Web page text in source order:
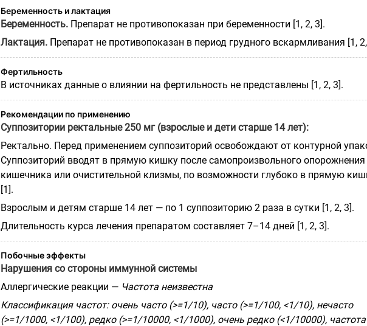
Беременность и лактация
Беременность.Препарат не противопоказан при беременности [1, 2, 3].
Лактация.Препарат не противопоказан в период грудного вскармливания [1,
Фертильность
В источниках данные о влиянии на фертильность не представлены [1, 2, 3].
Рекомендации по применению
Суппозитории ректальные 250 мг (взрослые и дети старше 14 лет):
Ректально. Перед применением суппозиторий освобождают от контурной
Суппозиторий вводят в прямую кишку после самопроизвольного опорожнения
кишечника или очистительной клизмы, по возможности глубоко в прямую
[1].
Взрослым и детям старше 14 лет — по 1 суппозиторию 2 раза в сутки [1, 2, 3].
Длительность курса лечения препаратом составляет 7–14 дней [1, 2, 3].
Побочные эффекты
Нарушения со стороны иммунной системы
Аллергические реакции — Частота неизвестна
Классификация частот: очень часто (>=1/10), часто (>=1/100, <1/10), нечасто
(>=1/1000, <1/100), редко (>=1/10000, <1/1000), очень редко (<1/10000), частота